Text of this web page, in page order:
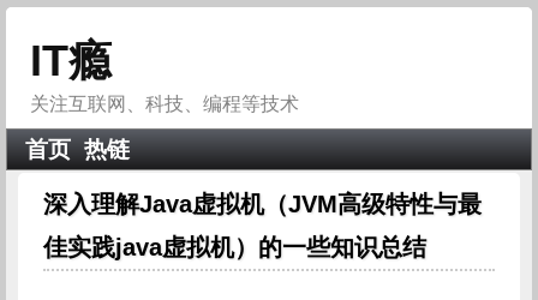
IT瘾
关注互联网、科技、编程等技术
首页 热链
深入理解Java虚拟机（JVM高级特性与最
佳实践java虚拟机）的一些知识总结